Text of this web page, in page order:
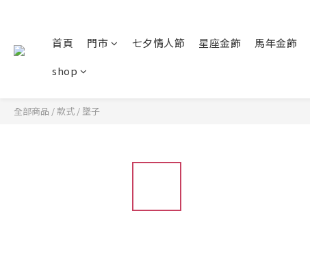
首頁 門市 七夕情人節 星座金飾 馬年金飾
shop
全部商品 /款式 / 墜子